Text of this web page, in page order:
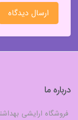
ارسال دیدگاه
درباره ما